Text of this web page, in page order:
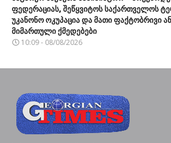
ფედერაციას, შეწყვიტოს საქართველოს
უკანონო ოკუპაცია და მათი ფაქტობრივი
მიმართული ქმედებები
10:09 - 08/08/2026